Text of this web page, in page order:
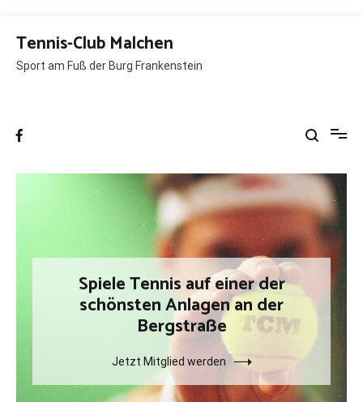
Inhalt
springen
Tennis-Club Malchen
Sport am Fuß der Burg Frankenstein
Spiele Tennis auf einer der
schönsten Anlagen an der
Bergstraße
Jetzt Mitglied werden